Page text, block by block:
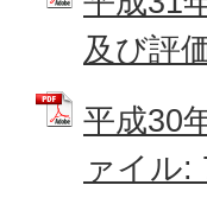
及び評
平成30
ァイル: